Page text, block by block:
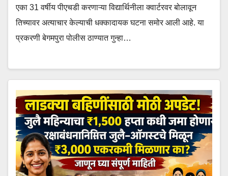
एका 31 वर्षीय पीएचडी करणाऱ्या विद्यार्थिनीला क्वार्टरवर बोलावून
तिच्यावर अत्याचार केल्याची धक्कादायक घटना समोर आली आहे. या
प्रकरणी बेगमपुरा पोलीस ठाण्यात गुन्हा…